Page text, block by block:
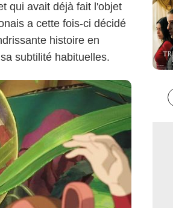
qui avait déjà fait l'objet
a cette fois-ci décidé
histoire en
subtilité habituelles.